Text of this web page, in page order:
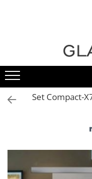
Seturi usi pivotante
Amortizoare pardoseala
Feronerie usi pivotante
Balamale portita sticla
Set Compact-